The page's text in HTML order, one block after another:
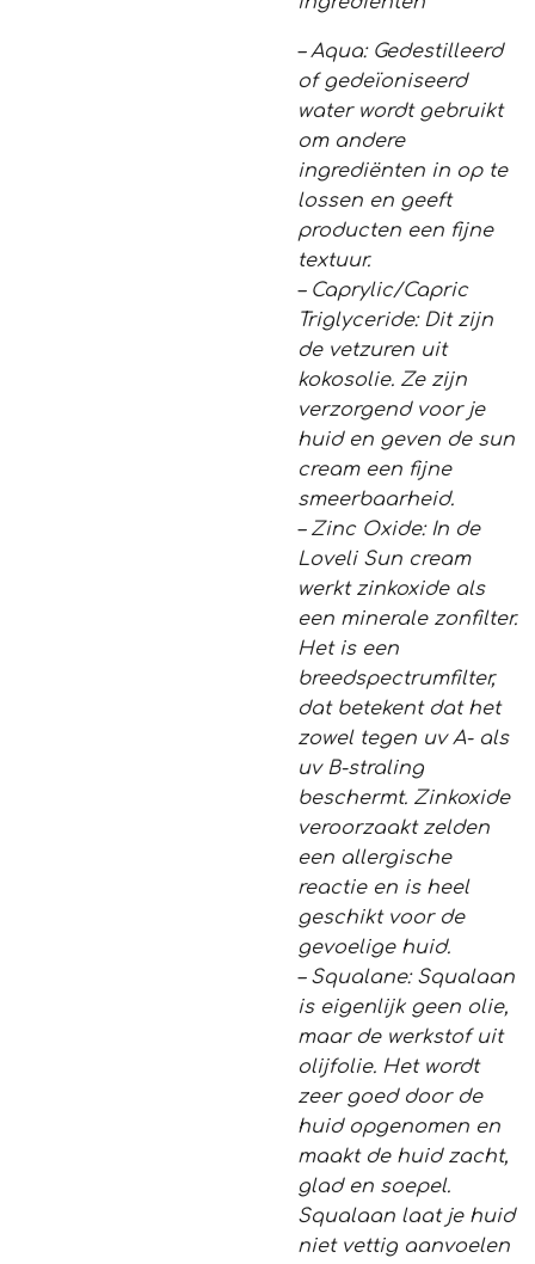
– Aqua: Gedestilleerd
of gedeïoniseerd
water wordt gebruikt
om andere
ingrediënten in op te
lossen en geeft
producten een fijne
textuur.
– Caprylic/Capric
Triglyceride: Dit zijn
de vetzuren uit
kokosolie. Ze zijn
verzorgend voor je
huid en geven de sun
cream een fijne
smeerbaarheid.
– Zinc Oxide: In de
Loveli Sun cream
werkt zinkoxide als
een minerale zonfilter.
Het is een
breedspectrumfilter,
dat betekent dat het
zowel tegen uv A- als
uv B-straling
beschermt. Zinkoxide
veroorzaakt zelden
een allergische
reactie en is heel
geschikt voor de
gevoelige huid.
– Squalane: Squalaan
is eigenlijk geen olie,
maar de werkstof uit
olijfolie. Het wordt
zeer goed door de
huid opgenomen en
maakt de huid zacht,
glad en soepel.
Squalaan laat je huid
niet vettig aanvoelen